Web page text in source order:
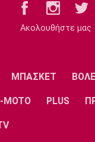
Τσέλσι
Μάντσεστερ
Ακολουθήστε μας
ΜΠΑΣΚΕΤ
MOTO PLUS